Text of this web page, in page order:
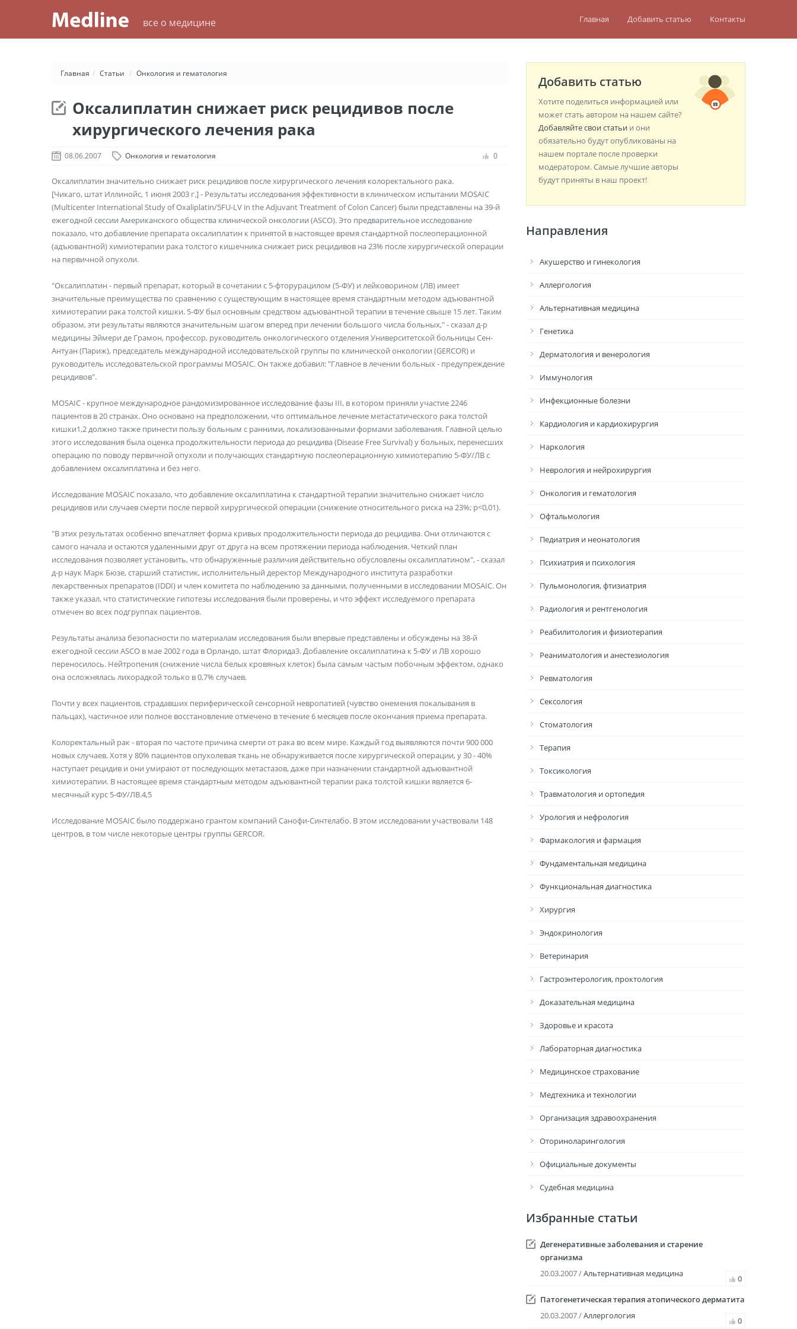
все о медицине Главная Добавить статью Контакты
Главная / Статьи / Онкология и гематология
Оксалиплатин снижает риск рецидивов после
хирургического лечения рака
08.06.2007 Онкология и гематология 0
Оксалиплатин значительно снижает риск рецидивов после хирургического лечения колоректального рака.
[Чикаго, штат Иллинойс, 1 июня 2003 г.] - Результаты исследования эффективности в клиническом испытании MOSAIC
(Multicenter International Study of Oxaliplatin/5FU-LV in the Adjuvant Treatment of Colon Cancer) были представлены на 39-й
ежегодной сессии Американского общества клинической онкологии (ASCO). Это предварительное исследование
показало, что добавление препарата оксалиплатин к принятой в настоящее время стандартной послеоперационной
(адъювантной) химиотерапии рака толстого кишечника снижает риск рецидивов на 23% после хирургической операции
на первичной опухоли.
"Оксалиплатин - первый препарат, который в сочетании с 5-фторурацилом (5-ФУ) и лейковорином (ЛВ) имеет
значительные преимущества по сравнению с существующим в настоящее время стандартным методом адъювантной
химиотерапии рака толстой кишки. 5-ФУ был основным средством адъювантной терапии в течение свыше 15 лет. Таким
образом, эти результаты являются значительным шагом вперед при лечении большого числа больных," - сказал д-р
медицины Эймери де Грамон, профессор, руководитель онкологического отделения Университетской больницы Сен-
Антуан (Париж), председатель международной исследовательской группы по клинической онкологии (GERCOR) и
руководитель исследовательской программы MOSAIC. Он также добавил: "Главное в лечении больных - предупреждение
рецидивов".
MOSAIC - крупное международное рандомизированное исследование фазы III, в котором приняли участие 2246
пациентов в 20 странах. Оно основано на предположении, что оптимальное лечение метастатического рака толстой
кишки1,2 должно также принести пользу больным с ранними, локализованными формами заболевания. Главной целью
этого исследования была оценка продолжительности периода до рецидива (Disease Free Survival) у больных, перенесших
операцию по поводу первичной опухоли и получающих стандартную послеоперационную химиотерапию 5-ФУ/ЛВ с
добавлением оксалиплатина и без него.
Исследование MOSAIC показало, что добавление оксалиплатина к стандартной терапии значительно снижает число
рецидивов или случаев смерти после первой хирургической операции (снижение относительного риска на 23%; p<0,01).
"В этих результатах особенно впечатляет форма кривых продолжительности периода до рецидива. Они отличаются с
самого начала и остаются удаленными друг от друга на всем протяжении периода наблюдения. Четкий план
исследования позволяет установить, что обнаруженные различия действительно обусловлены оксалиплатином", - сказал
д-р наук Марк Бюзе, старший статистик, исполнительный деректор Международного института разработки
лекарственных препаратов (IDDI) и член комитета по наблюдению за данными, полученными в исследовании MOSAIC. Он
также указал, что статистические гипотезы исследования были проверены, и что эффект исследуемого препарата
отмечен во всех подгруппах пациентов.
Результаты анализа безопасности по материалам исследования были впервые представлены и обсуждены на 38-й
ежегодной сессии ASCO в мае 2002 года в Орландо, штат Флорида3. Добавление оксалиплатина к 5-ФУ и ЛВ хорошо
переносилось. Нейтропения (снижение числа белых кровяных клеток) была самым частым побочным эффектом, однако
она осложнялась лихорадкой только в 0,7% случаев.
Почти у всех пациентов, страдавших периферической сенсорной невропатией (чувство онемения покалывания в
пальцах), частичное или полное восстановление отмечено в течение 6 месяцев после окончания приема препарата.
Колоректальный рак - вторая по частоте причина смерти от рака во всем мире. Каждый год выявляются почти 900 000
новых случаев. Хотя у 80% пациентов опухолевая ткань не обнаруживается после хирургической операции, у 30 - 40%
наступает рецидив и они умирают от последующих метастазов, даже при назначении стандартной адъювантной
химиотерапии. В настоящее время стандартным методом адъювантной терапии рака толстой кишки является 6-
месячный курс 5-ФУ/ЛВ.4,5
Исследование MOSAIC было поддержано грантом компаний Санофи-Синтелабо. В этом исследовании участвовали 148
центров, в том числе некоторые центры группы GERCOR.
Добавить статью
Хотите поделиться информацией или
может стать автором на нашем сайте?
Добавляйте свои статьи и они
обязательно будут опубликованы на
нашем портале после проверки
модератором. Самые лучшие авторы
будут приняты в наш проект!
Направления
Акушерство и гинекология
Аллергология
Альтернативная медицина
Генетика
Дерматология и венерология
Иммунология
Инфекционные болезни
Кардиология и кардиохирургия
Наркология
Неврология и нейрохирургия
Онкология и гематология
Офтальмология
Педиатрия и неонатология
Психиатрия и психология
Пульмонология, фтизиатрия
Радиология и рентгенология
Реабилитология и физиотерапия
Реаниматология и анестезиология
Ревматология
Сексология
Стоматология
Терапия
Токсикология
Травматология и ортопедия
Урология и нефрология
Фармакология и фармация
Фундаментальная медицина
Функциональная диагностика
Хирургия
Эндокринология
Ветеринария
Гастроэнтерология, проктология
Доказательная медицина
Здоровье и красота
Лабораторная диагностика
Медицинское страхование
Медтехника и технологии
Организация здравоохранения
Оториноларингология
Официальные документы
Судебная медицина
Избранные статьи
Дегенеративные заболевания и старение
организма
20.03.2007 /Альтернативная медицина
0
Патогенетическая терапия атопического дерматита
20.03.2007 /Аллергология 0